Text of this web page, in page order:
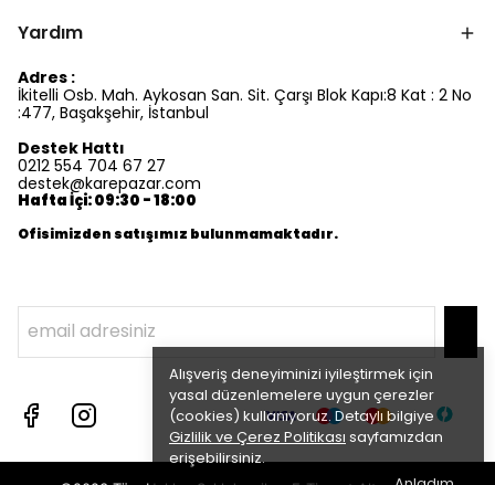
Alışveriş deneyiminizi iyileştirmek için
yasal düzenlemelere uygun çerezler
(cookies) kullanıyoruz. Detaylı bilgiye
Gizlilik ve Çerez Politikası sayfamızdan
erişebilirsiniz.
Yardım
Adres :
İkitelli Osb. Mah. Aykosan San. Sit. Çarşı Blok Kapı:8 Kat : 2 No
:477, Başakşehir, İstanbul
Destek Hattı
0212 554 704 67 27
destek@karepazar.com
Hafta İçi: 09:30 - 18:00
Ofisimizden satışımız bulunmamaktadır.